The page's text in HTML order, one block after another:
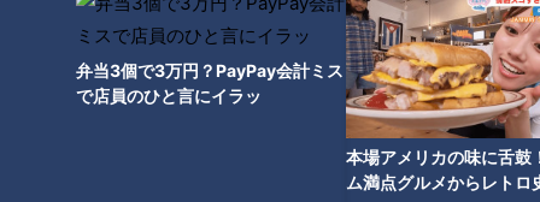
弁当3個で3万円？PayPay会計ミス
で店員のひと言にイラッ
本場アメリカの味に舌鼓
ム満点グルメからレトロ
１つ、防御率は３．８１だった。
７月末のオールスターゲームの後に、ウエスタン・リーグの２
軍で先発経験を積ませるのではという見方もあったが、立浪監
督と落合英二コーチは、シーズンの最後まで１軍で手元におい
た。１軍と２軍の空気感はまったく違う。それは根尾投手への